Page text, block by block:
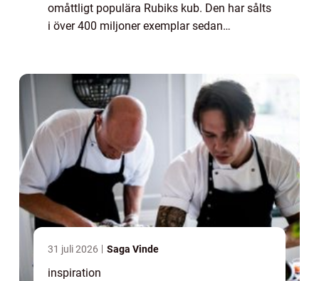
omåttligt populära Rubiks kub. Den har sålts
i över 400 miljoner exemplar sedan
underhållande så ...
31 juli 2026 Saga Vinde
inspiration